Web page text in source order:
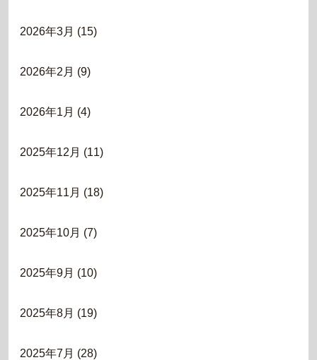
2026年3月 (15)
2026年2月 (9)
2026年1月 (4)
2025年12月 (11)
2025年11月 (18)
2025年10月 (7)
2025年9月 (10)
2025年8月 (19)
2025年7月 (28)